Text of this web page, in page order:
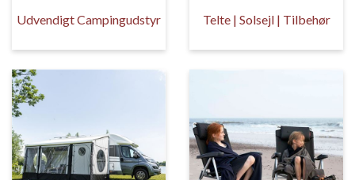
Udvendigt Campingudstyr Telte | Solsejl | Tilbehør